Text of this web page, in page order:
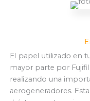
El papel utilizado en
mayor parte por
realizando una
aerogeneradores.